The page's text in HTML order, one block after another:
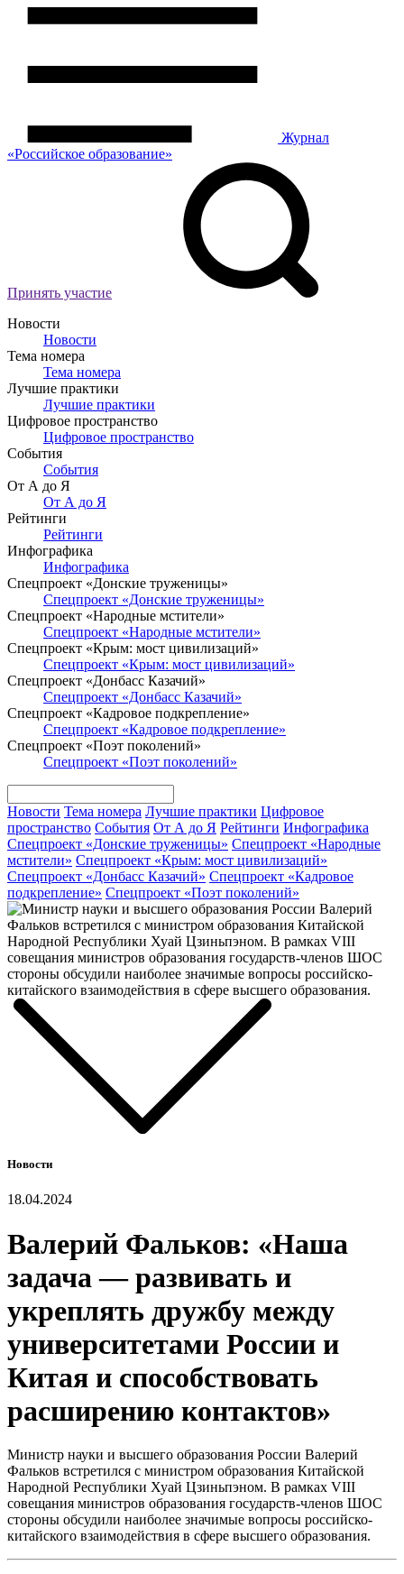
Журнал
«Российское образование»
Принять участие
Новости
Новости
Тема номера
Тема номера
Лучшие практики
Лучшие практики
Цифровое пространство
Цифровое пространство
События
События
От А до Я
От А до Я
Рейтинги
Рейтинги
Инфографика
Инфографика
Спецпроект «Донские труженицы»
Спецпроект «Донские труженицы»
Спецпроект «Народные мстители»
Спецпроект «Народные мстители»
Спецпроект «Крым: мост цивилизаций»
Спецпроект «Крым: мост цивилизаций»
Спецпроект «Донбасс Казачий»
Спецпроект «Донбасс Казачий»
Спецпроект «Кадровое подкрепление»
Спецпроект «Кадровое подкрепление»
Спецпроект «Поэт поколений»
Спецпроект «Поэт поколений»
Новости Тема номера Лучшие практики Цифровое
пространство События От А до Я Рейтинги Инфографика
Спецпроект «Донские труженицы» Спецпроект «Народные
мстители» Спецпроект «Крым: мост цивилизаций»
Спецпроект «Донбасс Казачий» Спецпроект «Кадровое
подкрепление» Спецпроект «Поэт поколений»
Новости
18.04.2024
Валерий Фальков: «Наша
задача — развивать и
укреплять дружбу между
университетами России и
Китая и способствовать
расширению контактов»
Министр науки и высшего образования России Валерий
Фальков встретился с министром образования Китайской
Народной Республики Хуай Цзиньпэном. В рамках VIII
совещания министров образования государств-членов ШОС
стороны обсудили наиболее значимые вопросы российско-
китайского взаимодействия в сфере высшего образования.